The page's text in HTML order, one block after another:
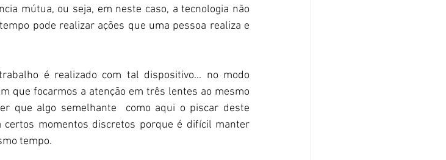
mútua, ou seja, em neste caso, a tecnologia não
pode realizar ações que uma pessoa realiza e
é realizado com tal dispositivo... no modo
que focarmos a atenção em três lentes ao mesmo
que algo semelhante  como aqui o piscar deste
certos momentos discretos porque é difícil manter
tempo.